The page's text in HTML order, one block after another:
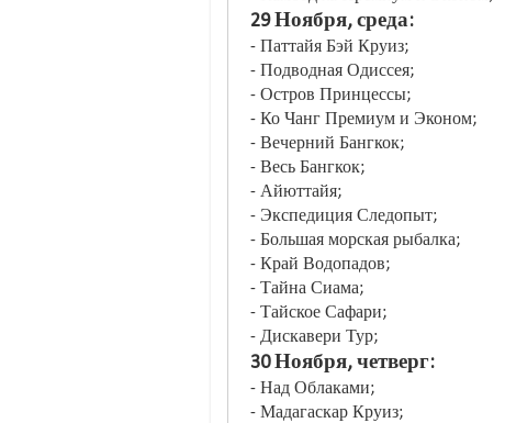
29 Ноября, среда:
- Паттайя Бэй Круиз;
- Подводная Одиссея;
- Остров Принцессы;
- Ко Чанг Премиум и Эконом;
- Вечерний Бангкок;
- Весь Бангкок;
- Айюттайя;
- Экспедиция Следопыт;
- Большая морская рыбалка;
- Край Водопадов;
- Тайна Сиама;
- Тайское Сафари;
- Дискавери Тур;
30 Ноября, четверг:
- Над Облаками;
- Мадагаскар Круиз;